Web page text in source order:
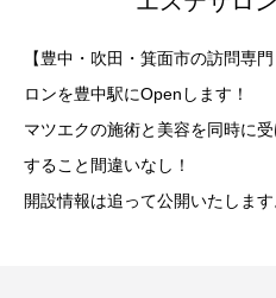
【豊中・吹田・箕面市の訪問専
ロンを豊中駅にOpenします！
マツエクの施術と美容を同時に
すること間違いなし！
開設情報は追って公開いたします